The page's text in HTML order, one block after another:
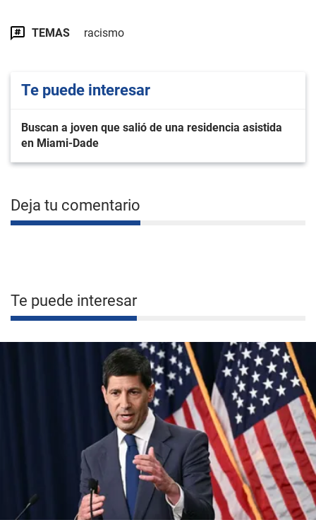
TEMAS racismo
Te puede interesar
Buscan a joven que salió de una residencia asistida
en Miami-Dade
Deja tu comentario
Te puede interesar